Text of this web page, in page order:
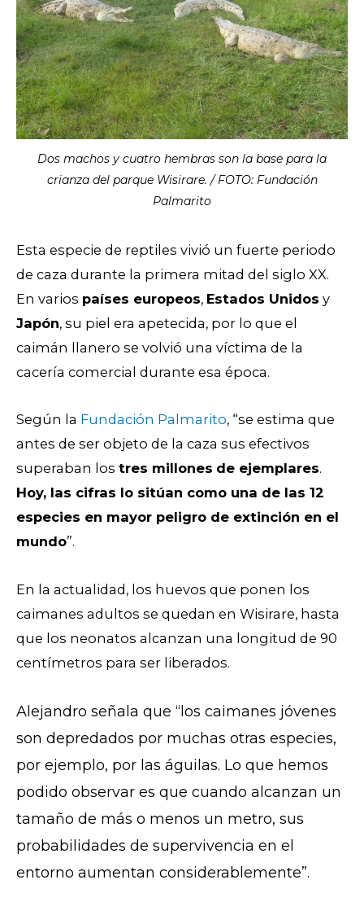
Dos machos y cuatro hembras son la base para la
crianza del parque Wisirare. / FOTO: Fundación
Palmarito
Esta especie de reptiles vivió un fuerte periodo
de caza durante la primera mitad del siglo XX.
En varios países europeos, Estados Unidos y
Japón, su piel era apetecida, por lo que el
caimán llanero se volvió una víctima de la
cacería comercial durante esa época.
Según la Fundación Palmarito, “se estima que
antes de ser objeto de la caza sus efectivos
superaban los tres millones de ejemplares.
Hoy, las cifras lo sitúan como una de las 12
especies en mayor peligro de extinción en el
mundo”.
En la actualidad, los huevos que ponen los
caimanes adultos se quedan en Wisirare, hasta
que los neonatos alcanzan una longitud de 90
centímetros para ser liberados.
Alejandro señala que “los caimanes jóvenes
son depredados por muchas otras especies,
por ejemplo, por las águilas. Lo que hemos
podido observar es que cuando alcanzan un
tamaño de más o menos un metro, sus
probabilidades de supervivencia en el
entorno aumentan considerablemente”.